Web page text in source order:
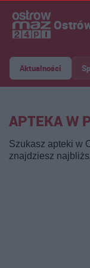
Aktualności
APTEKA W
Szukasz apteki w
znajdziesz